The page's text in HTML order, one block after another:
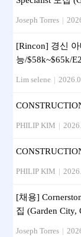
Joseph Torres |
[Rincon] 경신
능/$58k~$65k/
Lim selene |
PHILIP KIM |
PHILIP KIM |
[채용]
집 (Garden City,
Joseph Torres |